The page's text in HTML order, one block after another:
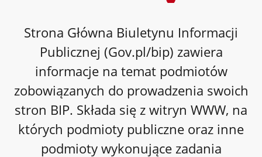
Strona Główna Biuletynu Informacji
Publicznej (Gov.pl/bip) zawiera
informacje na temat podmiotów
zobowiązanych do prowadzenia swoich
stron BIP. Składa się z witryn WWW, na
których podmioty publiczne oraz inne
podmioty wykonujące zadania